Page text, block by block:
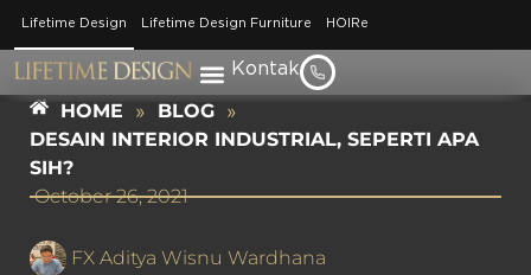
Lifetime Design Lifetime Design Furniture HOIRe
Kontak
HOME » BLOG »
DESAIN INTERIOR INDUSTRIAL, SEPERTI APA
SIH?
October 26, 2021
FX Aditya Wisnu Wardhana